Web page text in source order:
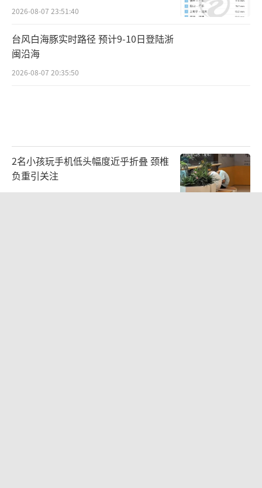
2026-08-07 23:51:40
台风白海豚实时路径 预计9-10日登陆浙
闽沿海
2026-08-07 20:35:50
2名小孩玩手机低头幅度近乎折叠 颈椎
负重引关注
2026-08-07 23:18:11